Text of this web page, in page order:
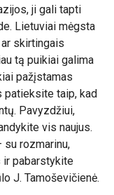
ji gali tapti
Lietuviai mėgsta
skirtingais
tą puikiai galima
pažįstamas
patieksite taip, kad
Pavyzdžiui,
vis naujus.
su rozmarinu,
ir pabarstykite
J. Tamoševičienė.